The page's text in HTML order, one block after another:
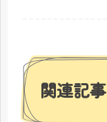
関連記事